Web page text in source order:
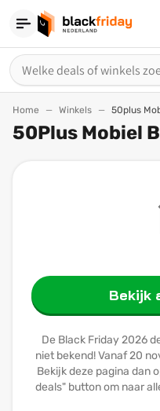
Home Winkels 50plus
50Plus Mobiel
Bekijk
De Black Friday 2026
niet bekend! Vanaf 20
Bekijk deze pagina dan
deals" button om naar